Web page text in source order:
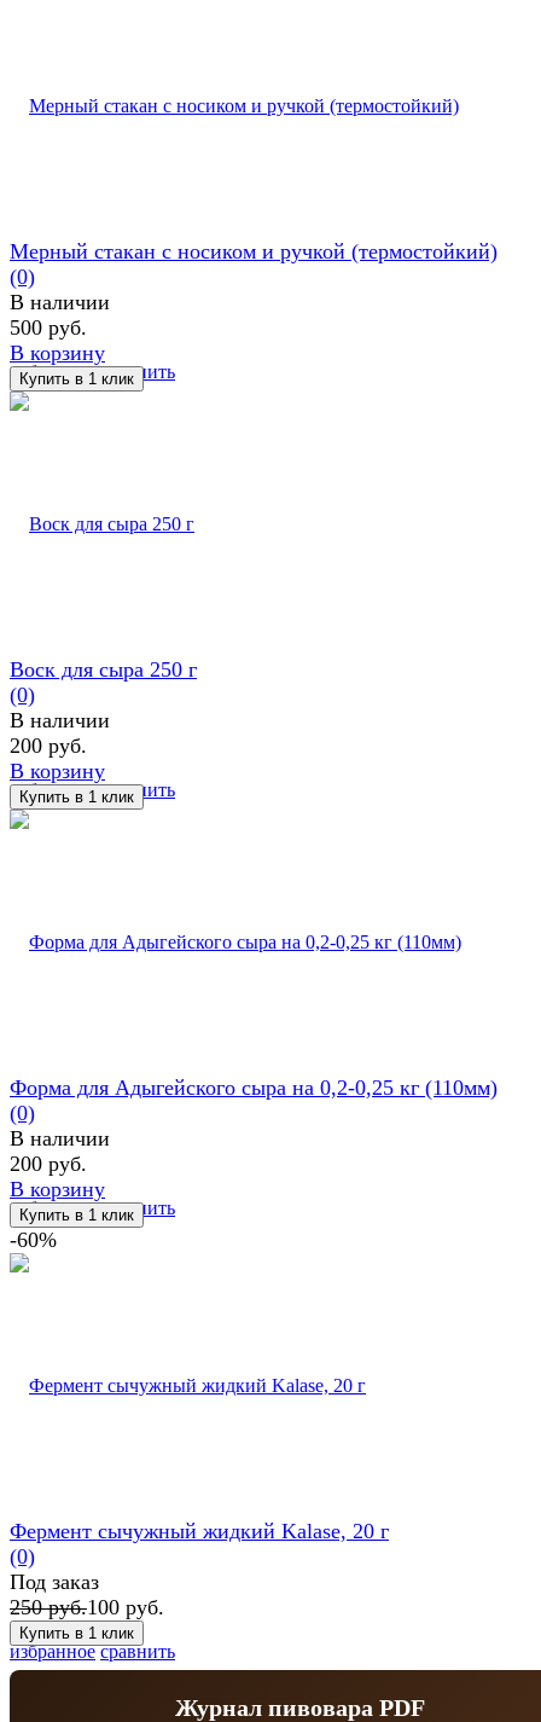
избранное сравнить
Мерный стакан с носиком и ручкой (термостойкий)
(0)
В наличии
500 руб.
В корзину
избранное сравнить
Воск для сыра 250 г
(0)
В наличии
200 руб.
В корзину
избранное сравнить
Форма для Адыгейского сыра на 0,2-0,25 кг (110мм)
(0)
В наличии
200 руб.
В корзину
-60%
избранное сравнить
Фермент сычужный жидкий Kalase, 20 г
(0)
Под заказ
250 руб.100 руб.
Журнал пивовара PDF